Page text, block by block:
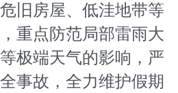
旧房屋、低洼地带等
重点防范局部雷雨大
极端天气的影响，严
事故，全力维护假期